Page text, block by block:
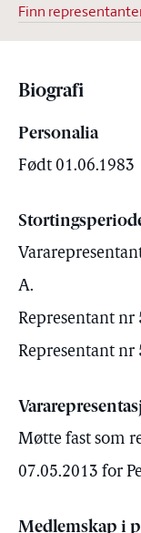
Finn
Biografi
Personalia
Født 01.06.1983
A.
Representant nr
Representant nr
Møtte fast som
07.05.2013 for
Medlemskap i